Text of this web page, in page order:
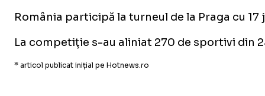
România participă la turneul de la Praga cu
La competiţie s-au aliniat 270 de sportivi din
* articol publicat inițial pe Hotnews.ro